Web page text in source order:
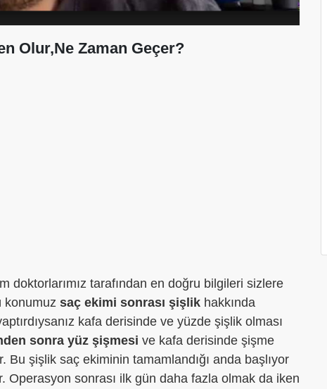
Olur,Ne Zaman Geçer?
doktorlarımız tarafından en doğru bilgileri sizlere
konumuz saç ekimi sonrası şişlik hakkında
kafa derisinde ve yüzde şişlik olması
sonra yüz şişmesi ve kafa derisinde şişme
şişlik saç ekiminin tamamlandığı anda başlıyor
Operasyon sonrası ilk gün daha fazla olmak da iken